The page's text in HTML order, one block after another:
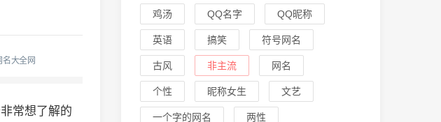
名大全网
常想了解的
鸡汤 QQ名字 QQ昵称
英语 搞笑 符号网名
古风 非主流 网名
个性 昵称女生 文艺
一个字的网名 两性